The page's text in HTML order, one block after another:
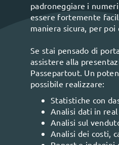
padroneggiare i
essere fortemente
maniera sicura, per
Se stai pensado di
assistere alla
Passepartout. Un
possibile realizzare:
Statistiche con
Analisi dati in
Analisi sul
Analisi dei costi,